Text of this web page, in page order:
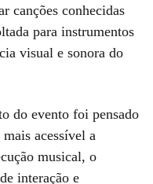
canções conhecidas
para instrumentos
visual e sonora do
do evento foi pensado
acessível a
musical, o
interação e